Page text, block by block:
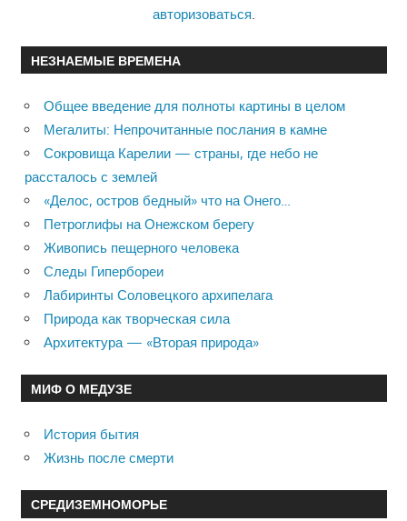
авторизоваться
НЕЗНАЕМЫЕ ВРЕМЕНА
Общее введение для полноты картины в целом
Мегалиты: Непрочитанные послания в камне
Сокровища Карелии — страны, где небо не
рассталось с землей
«Делос, остров бедный» что на Онего…
Петроглифы на Онежском берегу
Живопись пещерного человека
Следы Гипербореи
Лабиринты Соловецкого архипелага
Природа как творческая сила
Архитектура — «Вторая природа»
МИФ О МЕДУЗЕ
История бытия
Жизнь после смерти
СРЕДИЗЕМНОМОРЬЕ